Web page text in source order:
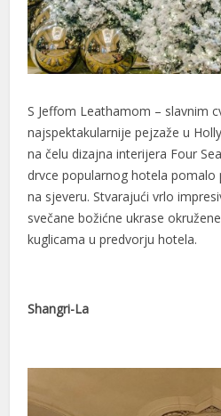
S Jeffom Leathamom – slavnim
najspektakularnije pejzaže u
na čelu dizajna interijera Four
drvce popularnog hotela pomalo
na sjeveru. Stvarajući vrlo
svečane božićne ukrase
kuglicama u predvorju hotela.
Shangri-La